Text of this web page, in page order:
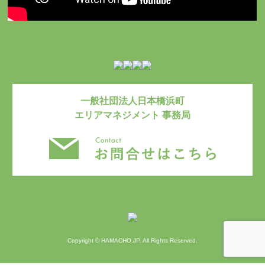
一般社団法人日本橋浜町
エリアマネジメント 事務局
Copyright © HAMACHO.JP. All Rights Reserved.